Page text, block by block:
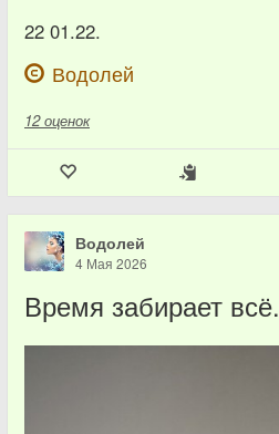
22 01.22.
Водолей
12 оценок
Водолей
4 Мая 2026
Время забирает всё.